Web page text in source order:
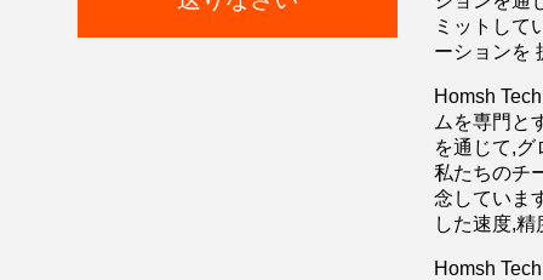
ミットして
ーションを
Homsh
ムを専門と
を通じて,
私たちのチ
念していま
した速度,
Homsh